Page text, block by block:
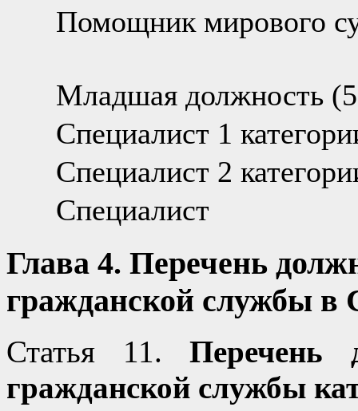
Помощник мирового
Младшая должность (5
Специалист 1
Специалист 2
Специалист
Глава 4. Перечень
гражданской службы в
Статья 11. Перечень
гражданской службы